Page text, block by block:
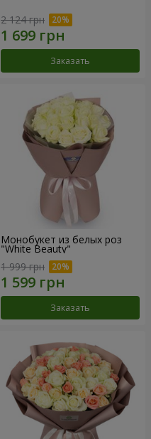
2 124 грн
Заказать
Монобукет из белых роз
"White Beauty"
1 999 грн
Заказать